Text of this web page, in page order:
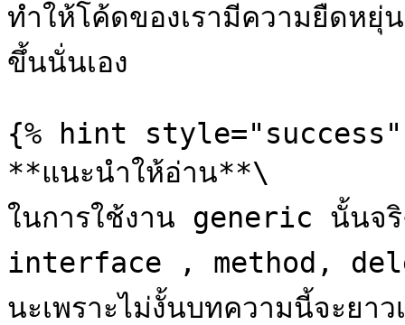
ทำให้โค้ดของเรามีความยืดห
ขึ้นนั่นเอง
{% hint style="success"
**แนะนำให้อ่าน**\
ในการใช้งาน generic นั้นจริ
interface , method,
นะเพราะไม่งั้นบทความนี้จะยาว